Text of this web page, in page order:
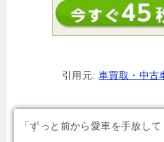
引用元: 車買取・中古
「ずっと前から愛車を手放し